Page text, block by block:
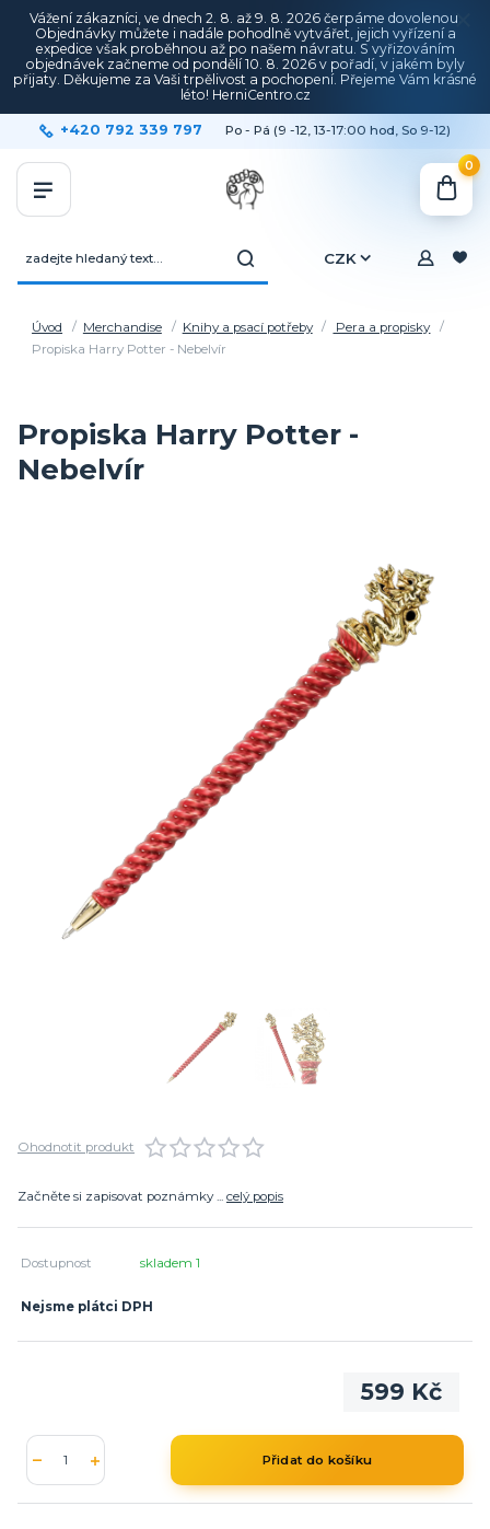
Vážení zákazníci, ve dnech 2. 8. až 9. 8. 2026 čerpáme dovolenou.
Objednávky můžete i nadále pohodlně vytvářet, jejich vyřízení a
expedice však proběhnou až po našem návratu. S vyřizováním
objednávek začneme od pondělí 10. 8. 2026 v pořadí, v jakém byly
přijaty. Děkujeme za Vaši trpělivost a pochopení. Přejeme Vám krásné
léto! HerniCentro.cz
CZK
+420 792 339 797 Po - Pá (9 -12, 13-17:00 hod, So 9-12)
0
Úvod Merchandise Knihy a psací potřeby
Pera a propisky
Propiska Harry Potter - Nebelvír
Propiska Harry Potter -
Nebelvír
Ohodnotit produkt
Začněte si zapisovat poznámky ... celý popis
Dostupnost skladem 1
Nejsme plátci DPH
599 Kč
Přidat do košíku